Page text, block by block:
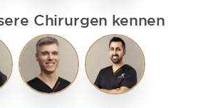
Chirurgen kennen